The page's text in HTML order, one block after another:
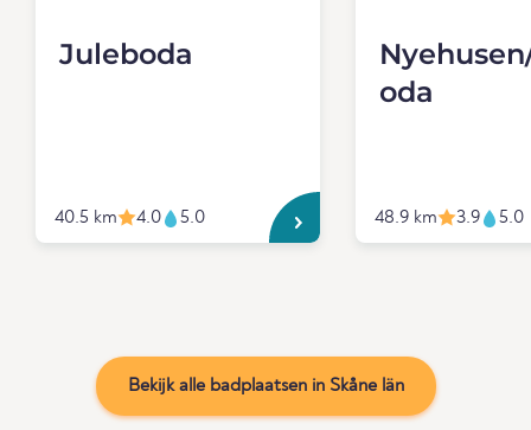
Juleboda
40.5 km 4.0 5.0
oda
48.9 km 3.9 5.0
Bekijk alle badplaatsen in Skåne län